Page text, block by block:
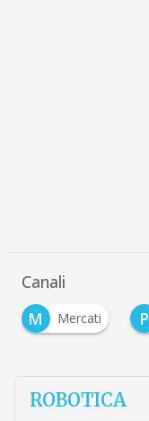
Canali
M
Mercati P
ROBOTICA